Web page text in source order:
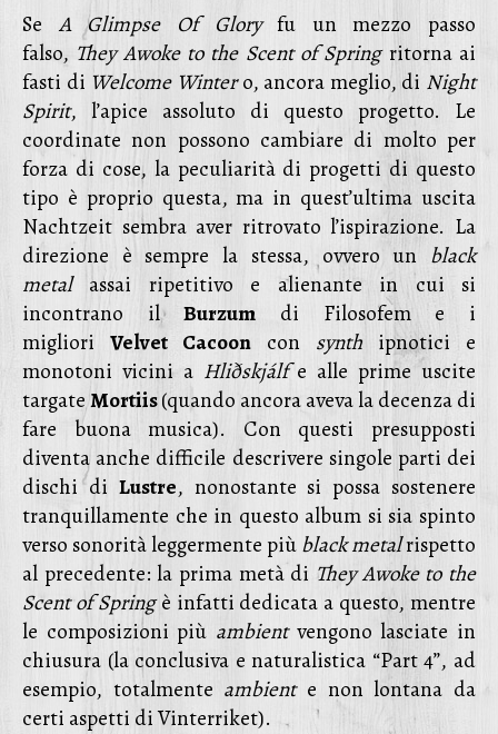
SeA Glimpse Of Gloryfu un mezzo passo
falso, They Awoke to the Scent of Springritorna ai
fasti di Welcome Wintero, ancora meglio, di Night
Spirit, l’apice assoluto di questo progetto. Le
coordinate non possono cambiare di molto per
forza di cose, la peculiarità di progetti di questo
tipo è proprio questa, ma in quest’ultima uscita
Nachtzeit sembra aver ritrovato l’ispirazione. La
direzione è sempre la stessa, ovvero un black
metal assai ripetitivo e alienante in cui si
incontrano ilBurzum di Filosofem e i
migliori Velvet Cacoon con synth ipnotici e
monotoni vicini a Hliðskjálfe alle prime uscite
targateMortiis(quando ancora aveva la decenza di
fare buona musica). Con questi presupposti
diventa anche difficile descrivere singole parti dei
dischi di Lustre, nonostante si possa sostenere
tranquillamente che in questo album si sia spinto
verso sonorità leggermente piùblack metalrispetto
al precedente: la prima metà di They Awoke to the
Scent of Springè infatti dedicata a questo, mentre
le composizioni più ambient vengono lasciate in
chiusura (la conclusiva e naturalistica “Part 4”, ad
esempio, totalmente ambient e non lontana da
certi aspetti di Vinterriket).